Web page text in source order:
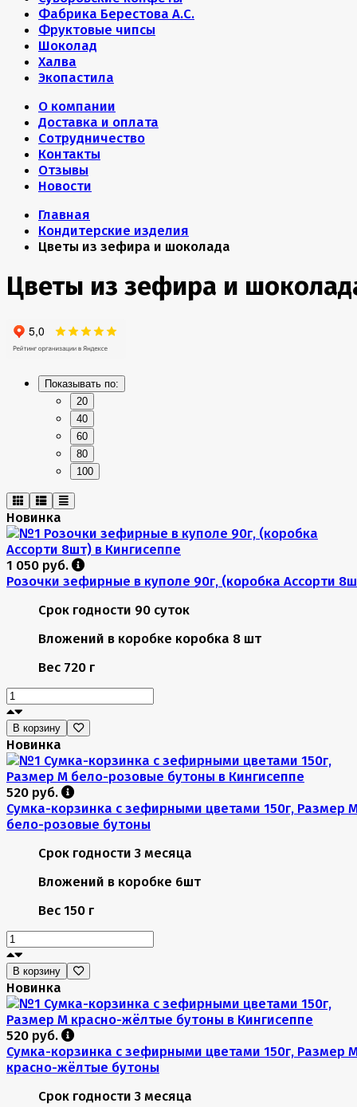
Фабрика Берестова А.С.
Фруктовые чипсы
Шоколад
Халва
Экопастила
О компании
Доставка и оплата
Сотрудничество
Контакты
Отзывы
Новости
Главная
Кондитерские изделия
Цветы из зефира и шоколада
Цветы из зефира и
Показывать по:
20
40
60
80
100
Новинка
1 050 руб.
Розочки зефирные в куполе 90г, (коробка Ассорти
Срок годности 90 суток
Вложений в коробке коробка 8 шт
Вес 720 г
В корзину
Новинка
520 руб.
Сумка-корзинка с зефирными цветами 150г, Размер
бело-розовые бутоны
Срок годности 3 месяца
Вложений в коробке 6шт
Вес 150 г
В корзину
Новинка
520 руб.
Сумка-корзинка с зефирными цветами 150г, Размер
красно-жёлтые бутоны
Срок годности 3 месяца